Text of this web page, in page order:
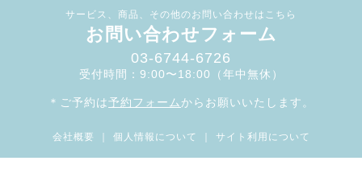
サービス、商品、その他のお問い合わせはこちら
お問い合わせフォーム
03-6744-6726
受付時間：9:00〜18:00（年中無休）
＊ご予約は予約フォーム からお願いいたします。
会社概要 ｜ 個人情報について ｜ サイト利用について